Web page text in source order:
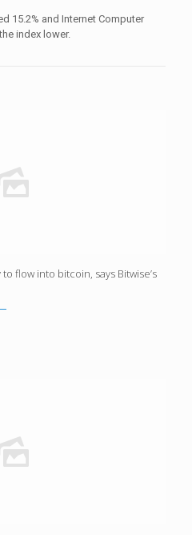
15.2% and Internet Computer
index lower.
flow into bitcoin, says Bitwise’s